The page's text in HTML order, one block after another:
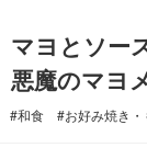
マヨとソー
悪魔のマヨ
#和食 #お好み焼き・